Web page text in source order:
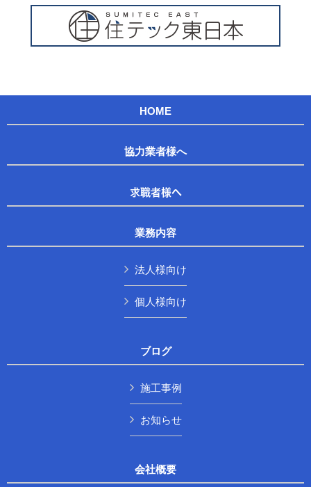
HOME
協力業者様へ
求職者様へ
業務内容
法人様向け
個人様向け
ブログ
施工事例
お知らせ
会社概要